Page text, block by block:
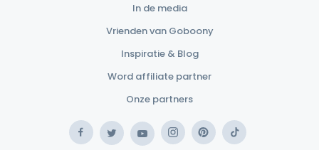
In de media
Vrienden van Goboony
Inspiratie & Blog
Word affiliate partner
Onze partners
FacebookTwitterYouTubeInstagramPinterestTikTok